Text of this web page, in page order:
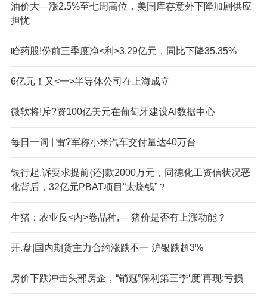
油价大—涨2.5%至七周高位，美国库存意外下降加剧供应
担忧
哈药股!份前三季度净<利>3.29亿元，同比下降35.35%
6亿元！又<一>半导体公司在上海成立
微软将!斥?资100亿美元在葡萄牙建设AI数据中心
每日一词 | 雷?军称小米汽车交付量达40万台
银行起.诉要求提前{还}款2000万元，同德化工资信状况恶
化背后，32亿元PBAT项目“太烧钱”？
生猪：农业反<内>卷品种,— 猪价是否有上涨动能？
开.盘|国内期货主力合约涨跌不一 沪银跌超3%
房价下跌冲击头部房企，“销冠”保利第三季‘度’再现:亏损